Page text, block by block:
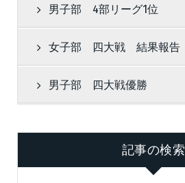
男子部 4部リーグ1位
女子部 四大戦 結果報告
男子部 四大戦優勝
記事の検索